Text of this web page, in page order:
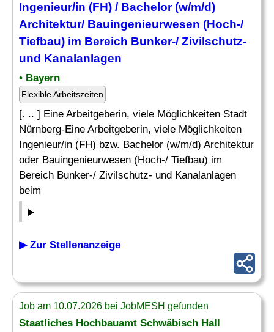
Ingenieur/in (FH) / Bachelor (w/m/d)
Architektur/ Bauingenieurwesen (Hoch-/
Tiefbau) im Bereich Bunker-/ Zivilschutz-
und Kanalanlagen
• Bayern
Flexible Arbeitszeiten
[. .. ] Eine Arbeitgeberin, viele Möglichkeiten Stadt
Nürnberg-Eine Arbeitgeberin, viele Möglichkeiten
Ingenieur/in (FH) bzw. Bachelor (w/m/d) Architektur
oder Bauingenieurwesen (Hoch-/ Tiefbau) im
Bereich Bunker-/ Zivilschutz- und Kanalanlagen
beim
▶ Zur Stellenanzeige
Job am 10.07.2026 bei JobMESH gefunden
Staatliches Hochbauamt Schwäbisch Hall